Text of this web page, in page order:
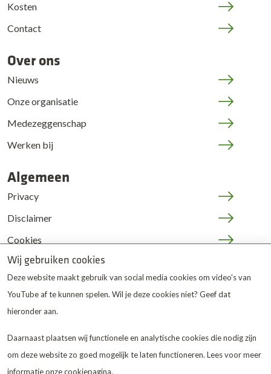
Kosten
Contact
Over ons
Nieuws
Onze organisatie
Medezeggenschap
Werken bij
Algemeen
Privacy
Disclaimer
Cookies
JOP | medewerkers
De Twentse Zorgcentrais
Wij gebruiken cookies
Deze website maakt gebruik van social media cookies om video's van
YouTube af te kunnen spelen. Wil je deze cookies niet? Geef dat
hieronder aan.
Daarnaast plaatsen wij functionele en analytische cookies die nodig zijn
om deze website zo goed mogelijk te laten functioneren. Lees voor meer
informatie onzecookiepagina.